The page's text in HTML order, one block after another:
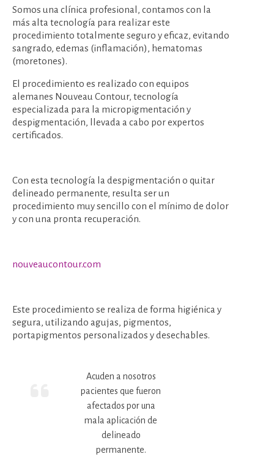
Somos una clínica profesional, contamos con la
más alta tecnología para realizar este
procedimiento totalmente seguro y eficaz, evitando
sangrado, edemas (inflamación), hematomas
(moretones).
El procedimiento es realizado con equipos
alemanes Nouveau Contour, tecnología
especializada para la micropigmentación y
despigmentación, llevada a cabo por expertos
certificados.
Con esta tecnología la despigmentación o quitar
delineado permanente, resulta ser un
procedimiento muy sencillo con el mínimo de dolor
y con una pronta recuperación.
nouveaucontour.com
Este procedimiento se realiza de forma higiénica y
segura, utilizando agujas, pigmentos,
portapigmentos personalizados y desechables.
Acuden a nosotros
pacientes que fueron
afectados por una
mala aplicación de
delineado
permanente.